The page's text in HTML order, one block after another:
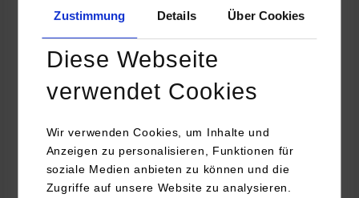
Zustimmung Details Über Cookies
Diese Webseite
verwendet Cookies
Wir verwenden Cookies, um Inhalte und
Anzeigen zu personalisieren, Funktionen für
soziale Medien anbieten zu können und die
Zugriffe auf unsere Website zu analysieren.
Julia Schuster
career@fujitsu.com